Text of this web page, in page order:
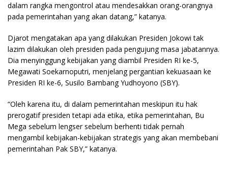
dalam rangka mengontrol atau mendesakkan orang-orangnya
pada pemerintahan yang akan datang,” katanya.
Djarot mengatakan apa yang dilakukan Presiden Jokowi tak
lazim dilakukan oleh presiden pada pengujung masa jabatannya.
Dia menyinggung kebijakan yang diambil Presiden RI ke-5,
Megawati Soekarnoputri, menjelang pergantian kekuasaan ke
Presiden RI ke-6, Susilo Bambang Yudhoyono (SBY).
“Oleh karena itu, di dalam pemerintahan meskipun itu hak
prerogatif presiden tetapi ada etika, etika pemerintahan, Bu
Mega sebelum lengser sebelum berhenti tidak pernah
mengambil kebijakan-kebijakan strategis yang akan membebani
pemerintahan Pak SBY,” katanya.